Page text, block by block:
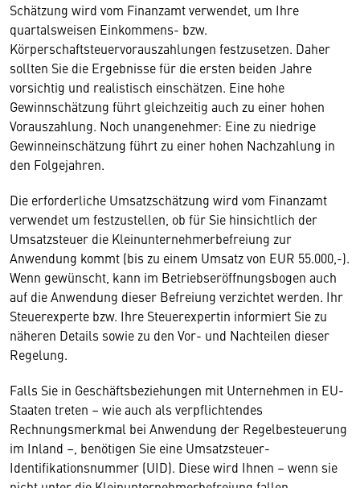
Schätzung wird vom Finanzamt verwendet, um Ihre
quartalsweisen Einkommens- bzw.
Körperschaftsteuervorauszahlungen festzusetzen. Daher
sollten Sie die Ergebnisse für die ersten beiden Jahre
vorsichtig und realistisch einschätzen. Eine hohe
Gewinnschätzung führt gleichzeitig auch zu einer hohen
Vorauszahlung. Noch unangenehmer: Eine zu niedrige
Gewinneinschätzung führt zu einer hohen Nachzahlung in
den Folgejahren.
Die erforderliche Umsatzschätzung wird vom Finanzamt
verwendet um festzustellen, ob für Sie hinsichtlich der
Umsatzsteuer die Kleinunternehmerbefreiung zur
Anwendung kommt (bis zu einem Umsatz von EUR 55.000,-).
Wenn gewünscht, kann im Betriebseröffnungsbogen auch
auf die Anwendung dieser Befreiung verzichtet werden. Ihr
Steuerexperte bzw. Ihre Steuerexpertin informiert Sie zu
näheren Details sowie zu den Vor- und Nachteilen dieser
Regelung.
Falls Sie in Geschäftsbeziehungen mit Unternehmen in EU-
Staaten treten – wie auch als verpflichtendes
Rechnungsmerkmal bei Anwendung der Regelbesteuerung
im Inland –, benötigen Sie eine Umsatzsteuer-
Identifikationsnummer (UID). Diese wird Ihnen – wenn sie